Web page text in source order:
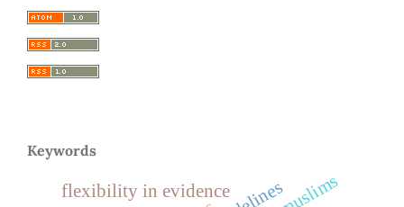
Keywords
flexibility in evidence